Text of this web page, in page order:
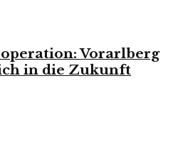
Vorarlberg
in die Zukunft